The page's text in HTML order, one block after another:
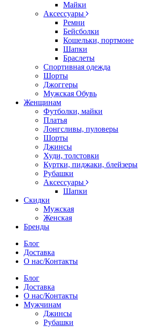
Майки
Аксессуары
Ремни
Бейсболки
Кошельки, портмоне
Шапки
Браслеты
Спортивная одежда
Шорты
Джоггеры
Мужская Обувь
Женщинам
Футболки, майки
Платья
Лонгсливы, пуловеры
Шорты
Джинсы
Худи, толстовки
Куртки, пиджаки, блейзеры
Рубашки
Аксессуары
Шапки
Скидки
Мужская
Женская
Бренды
Блог
Доставка
О нас/Контакты
Блог
Доставка
О нас/Контакты
Мужчинам
Джинсы
Рубашки